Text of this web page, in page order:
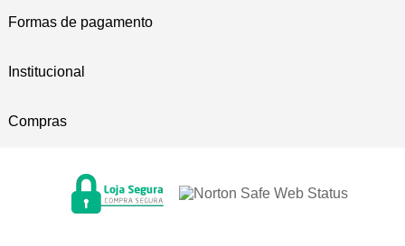
Formas de pagamento
Institucional
Compras